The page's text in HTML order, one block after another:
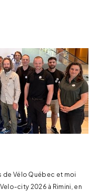
de Vélo Québec et moi
city 2026 à Rimini, en